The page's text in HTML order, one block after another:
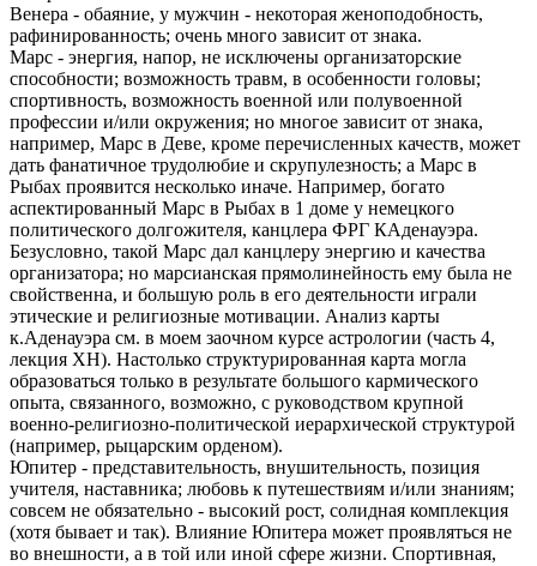
Венера - обаяние, у мужчин - некоторая женоподобность,
рафинированность; очень много зависит от знака.
Марс - энергия, напор, не исключены организаторские
способности; возможность травм, в особенности головы;
спортивность, возможность военной или полувоенной
профессии и/или окружения; но многое зависит от знака,
например, Марс в Деве, кроме перечисленных качеств, может
дать фанатичное трудолюбие и скрупулезность; а Марс в
Рыбах проявится несколько иначе. Например, богато
аспектированный Марс в Рыбах в 1 доме у немецкого
политического долгожителя, канцлера ФРГ КАденауэра.
Безусловно, такой Марс дал канцлеру энергию и качества
организатора; но марсианская прямолинейность ему была не
свойственна, и большую роль в его деятельности играли
этические и религиозные мотивации. Анализ карты
к.Аденауэра см. в моем заочном курсе астрологии (часть 4,
лекция ХН). Настолько структурированная карта могла
образоваться только в результате большого кармического
опыта, связанного, возможно, с руководством крупной
военно-религиозно-политической иерархической структурой
(например, рыцарским орденом).
Юпитер - представительность, внушительность, позиция
учителя, наставника; любовь к путешествиям и/или знаниям;
совсем не обязательно - высокий рост, солидная комплекция
(хотя бывает и так). Влияние Юпитера может проявляться не
во внешности, а в той или иной сфере жизни. Спортивная,